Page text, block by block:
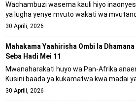
Wachambuzi wasema kauli hiyo
ya lugha yenye mvuto wakati wa
30 Aprili, 2026
Mahakama Yaahirisha Ombi la
Seba Hadi Mei 11
Mwanaharakati huyo wa Pan-Afrika
Kusini baada ya kukamatwa kwa madai
30 Aprili, 2026